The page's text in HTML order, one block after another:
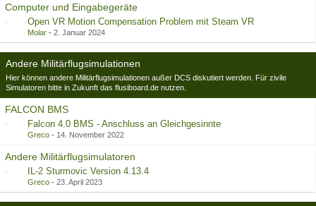
Computer und Eingabegeräte
Open VR Motion Compensation Problem mit Steam VR
Molar - 2. Januar 2024
Andere Militärflugsimulationen
Hier können andere Militärflugsimulationen außer DCS diskutiert werden. Für zivile
Simulatoren bitte in Zukunft das flusiboard.de nutzen.
FALCON BMS
Falcon 4.0 BMS - Anschluss an Gleichgesinnte
Greco - 14. November 2022
Andere Militärflugsimulatoren
IL-2 Sturmovic Version 4.13.4
Greco - 23. April 2023